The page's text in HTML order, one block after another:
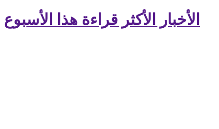
الأخبار الأكثر قراءة هذا الأسبوع